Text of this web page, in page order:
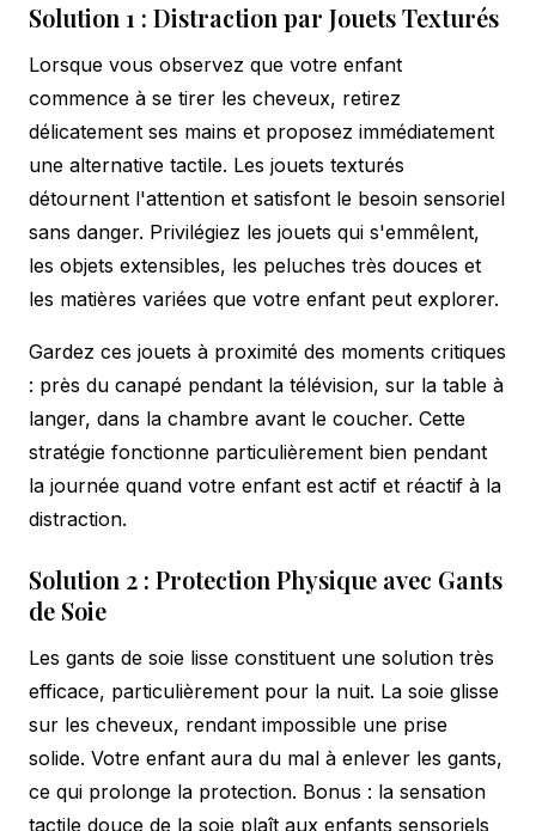
Solution 1 : Distraction par Jouets Texturés
Lorsque vous observez que votre enfant
commence à se tirer les cheveux, retirez
délicatement ses mains et proposez immédiatement
une alternative tactile. Les jouets texturés
détournent l'attention et satisfont le besoin sensoriel
sans danger. Privilégiez les jouets qui s'emmêlent,
les objets extensibles, les peluches très douces et
les matières variées que votre enfant peut explorer.
Gardez ces jouets à proximité des moments critiques
: près du canapé pendant la télévision, sur la table à
langer, dans la chambre avant le coucher. Cette
stratégie fonctionne particulièrement bien pendant
la journée quand votre enfant est actif et réactif à la
distraction.
Solution 2 : Protection Physique avec Gants
de Soie
Les gants de soie lisse constituent une solution très
efficace, particulièrement pour la nuit. La soie glisse
sur les cheveux, rendant impossible une prise
solide. Votre enfant aura du mal à enlever les gants,
ce qui prolonge la protection. Bonus : la sensation
tactile douce de la soie plaît aux enfants sensoriels